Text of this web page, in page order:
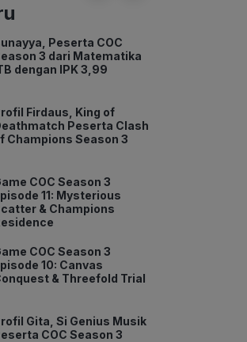
Peserta COC
3 dari Matematika
dengan IPK 3,99
Firdaus, King of
Peserta Clash
Champions Season 3
COC Season 3
11: Mysterious
& Champions
COC Season 3
10: Canvas
& Threefold Trial
Gita, Si Genius Musik
COC Season 3